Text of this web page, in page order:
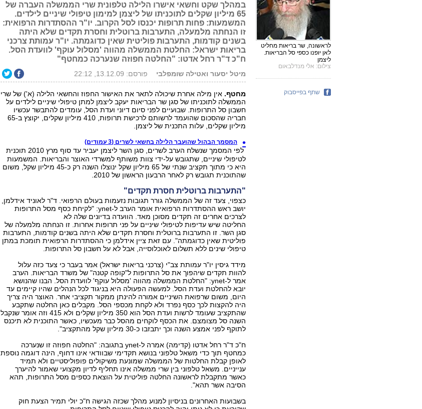
במהלך שקט וחשאי אישרו הלילה טלפונית שרי הממשלה העברה של
65 מיליון שקלים לתוכניתו של ליצמן למימון טיפולי שיניים לילדים.
המשמעות: פחות תרופות יכנסו לסל הקרוב. יו"ר ההסתדרות הרפואית:
זו הנחתה מלמעלה, התערבות ברוטלית וחסרת תקדים שלא היתה
בשנים קודמות, התערבות פוליטית שאין כדוגמתה. יו"ר עמותת צרכני
בריאות ישראל: החלטת הממשלה מהווה 'מסלול עוקף' לוועדת הסל.
ח"כ ד"ר רחל אדטו: "החלטה חפוזה שנערכה כמחטף"
מיטל יסעור ואטילה שומפלבי פורסם: 13.12.09, 22:12
מחטף. אין מילה אחרת שיכולה לתאר את האישור החפוז והחשאי הלילה (א') של שרי
הממשלה לתוכניתו של סגן שר הבריאות יעקב ליצמן למתן טיפולי שיניים לילדים על
חשבון סל התרופות. שבועיים לפני סיום דיוני ועדת הסל, עומדים להתבשר עכשיו
חבריה שהסכום שהועמד לרשותם לרכישת תרופות, 410 מיליון שקלים, יקוצץ ב-65
מיליון שקלים, עלות התכנית של ליצמן.
המסמך הבהול שהועבר הלילה בחשאי לשרים (3 עמודים)
לפי המסמך שנשלח הערב לשרים, סגן השר ליצמן יעביר עד סוף מרץ 2010 תוכנית
לטיפולי שיניים, שתגובש על-ידי צוות משותף למשרדי האוצר והבריאות. המשמעות
היא כי מתוך תקציב שנתי של 65 מיליון שקל ינוצלו השנה רק כ-45 מיליון שקל, משום
שהתוכנית תגובש רק לאחר הרבעון הראשון של 2010.
"התערבות ברוטלית חסרת תקדים"
כצפוי, צעד זה של הממשלה גורר תגובות נזעמות בעולם הרפואי. ד"ר לאוניד אידלמן,
יושב ראש ההסתדרות הרפואית אומר הערב ל-ynet: "לקיחת כסף מסל התרופות
לצרכים אחרים זה תקדים מסוכן מאד. הוועדה בדיונים שלה לא
החליטה שיש עדיפות לטיפולי שיניים על פני תרופות אחרות. זו הנחתה מלמעלה של
סגן השר. זו התערבות ברוטלית וחסרת תקדים שלא היתה בשנים קודמות, התערבות
פוליטית שאין כדוגמתה". עם זאת ציין אידלמן כי ההסתדרות הרפואית תומכת במתן
טיפולי שינים ללא תשלום לאוכלוסייה, אבל לא על חשבון סל התרופות.
מידד גיסין יו"ר עמותת צב"י (צרכני בריאות ישראל) אמר בעבר כי צעד כזה עלול
להוות תקדים שיהפוך את סל התרופות ל"קופה קטנה" של משרד הבריאות. הערב
אמר ל-ynet: "החלטת הממשלה מהווה 'מסלול עוקף' לוועדת הסל. הבנו שהנושא
יובא להחלטת ועדת הסל. למעשה הפעולה היא בניגוד לכל הנהלים שהיו קיימים עד
היום, משום שרפואת השיניים אמורה להינתן ממקור תקציבי אחר. האוצר היה צריך
היה להקצות לכך כסף נפרד ולא לקחת מכספי הסל. מקבלים כאן החלטה שתקבע
שהתקציב שעומד לרשות ועדת הסל הוא 350 מיליון שקלים ולא 415 וזה אומר שנקבל
השנה סל מצומצם. את הכסף לוקחים מהסל כבר מעכשיו, כאשר התוכנית לא תיכנס
לתוקף לפני אמצע השנה וכך יתבזבו כ-30 מיליון שקל מהתקציב".
ח"כ ד"ר רחל אדטו (קדימה) אמרה ל-ynet בתגובה: "החלטה חפוזה זו שנערכה
כמחטף תוך כדי משאל טלפוני בנושא תקדימי שבוודאי אינו דחוף, הינה דוגמה נוספת
לאופן קבלת החלטות של הממשלה שמונעת משיקולים פופוליסטיים ולא תמיד
ענייניים. משאל טלפוני בין שרי ממשלה אינו תחליף לדיון מקצועי שאמור להיערך
כאשר מתקבלת לראשונה החלטה פוליטית על הוצאת כספים מסל התרופות, תהא
הסיבה אשר תהא".
בשבועות האחרונים בניסיון למנוע מהלך שכזה הגישה ח"כ יולי תמיר הצעת חוק
לראשונה, שר בריאות מחליט
לאן יופנו כספי סל הבריאות.
ליצמן
צילום: אלי מנדלבאום
שתף בפייסבוק